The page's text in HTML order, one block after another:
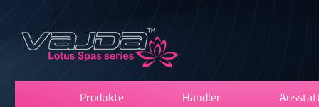
Produkte Händler